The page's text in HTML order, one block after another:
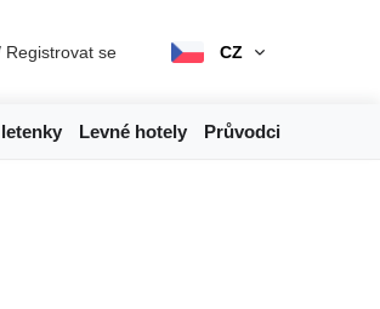
Registrovat se CZ
Levné hotely Průvodci